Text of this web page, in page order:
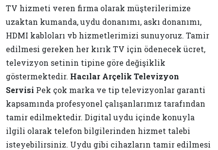
TV hizmeti veren firma olarak müşterilerimize
uzaktan kumanda, uydu donanımı, askı donanımı,
HDMI kabloları vb hizmetlerimizi sunuyoruz. Tamir
edilmesi gereken her kırık TV için ödenecek ücret,
televizyon setinin tipine göre değişiklik
göstermektedir. Hacılar Arçelik Televizyon
Servisi Pek çok marka ve tip televizyonlar garanti
kapsamında profesyonel çalışanlarımız tarafından
tamir edilmektedir. Digital uydu içinde konuyla
ilgili olarak telefon bilgilerinden hizmet talebi
isteyebilirsiniz. Uydu gibi cihazların tamir edilmesi